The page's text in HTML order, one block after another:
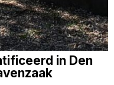
in Den